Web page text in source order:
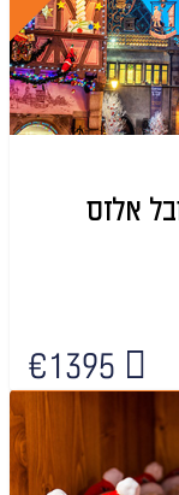
אלזס
€1395
טיול מובטח